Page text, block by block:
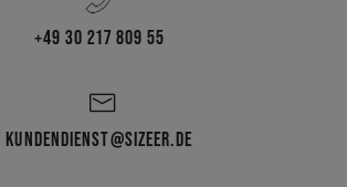
+49 30 217 809 55
KUNDENDIENST@SIZEER.DE